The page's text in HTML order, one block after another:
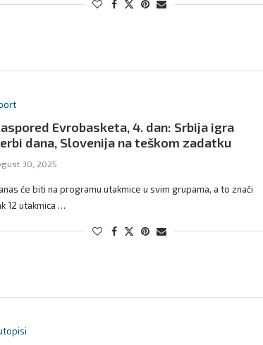
Evrobasketa, 4. dan: Srbija igra
dana, Slovenija na teškom zadatku
30, 2025
će biti na programu utakmice u svim grupama, a to znači
12 utakmica …